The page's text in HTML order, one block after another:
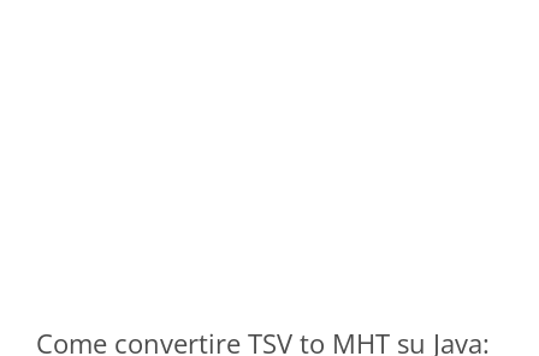
Come convertire TSV to MHT su Java: